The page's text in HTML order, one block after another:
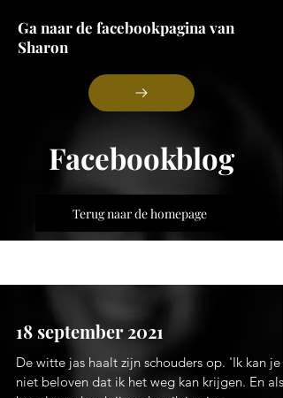
Ga naar de facebookpagina van
Sharon
Facebookblog
Terug naar de homepage
18 september 2021
De witte jas haalt zijn schouders op. 'Ik kan je
niet beloven dat ik het weg kan krijgen. En als